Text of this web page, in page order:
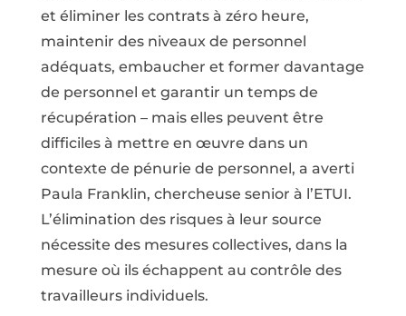
et éliminer les contrats à zéro heure,
maintenir des niveaux de personnel
adéquats, embaucher et former davantage
de personnel et garantir un temps de
récupération – mais elles peuvent être
difficiles à mettre en œuvre dans un
contexte de pénurie de personnel, a averti
Paula Franklin, chercheuse senior à l’ETUI.
L’élimination des risques à leur source
nécessite des mesures collectives, dans la
mesure où ils échappent au contrôle des
travailleurs individuels.